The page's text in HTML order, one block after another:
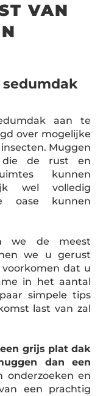
VAN
sedumdak
aan te
over mogelijke
Muggen
die de rust en
kunnen
wel volledig
oase kunnen
we de meest
we u gerust
dat u
in het aantal
simpele tips
last van zal
grijs plat dak
dan een
onderzoeken en
een prachtig